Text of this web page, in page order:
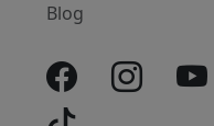
Blog